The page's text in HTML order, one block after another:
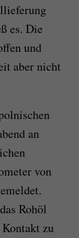
es. Die
und
aber nicht
an
von
Rohöl
zu